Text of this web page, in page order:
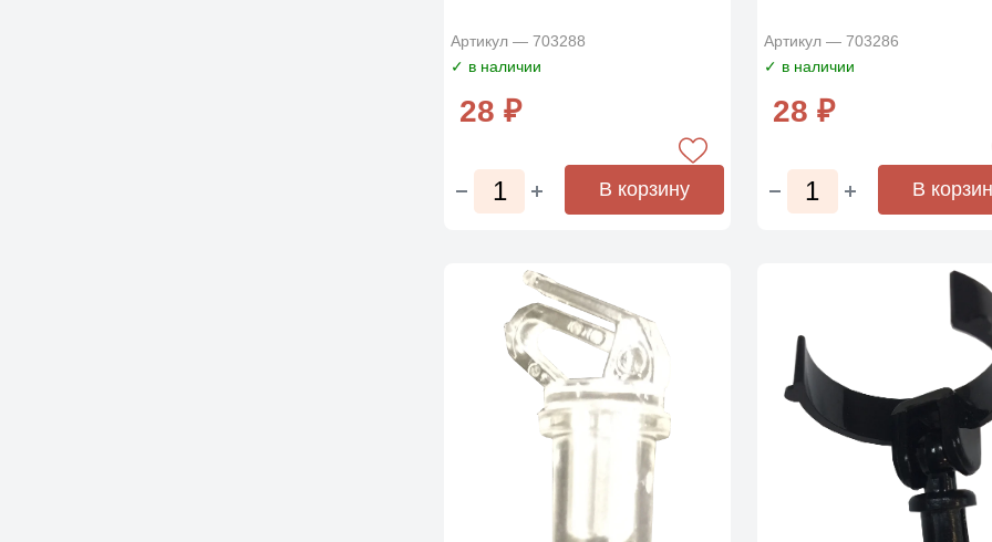
Артикул — 703288
✓ в наличии
28 ₽
В корзину
Артикул — 703286
✓ в наличии
28 ₽
В